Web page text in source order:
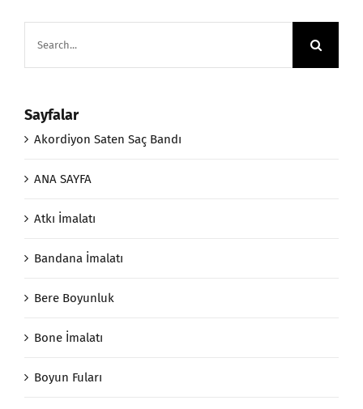
Sayfalar
Akordiyon Saten Saç Bandı
ANA SAYFA
Atkı İmalatı
Bandana İmalatı
Bere Boyunluk
Bone İmalatı
Boyun Fuları